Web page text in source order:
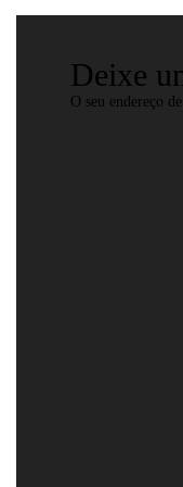
Deixe
O seu endereço